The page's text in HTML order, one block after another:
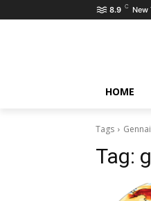
8.9 C New
HOME
Tags
Tag: